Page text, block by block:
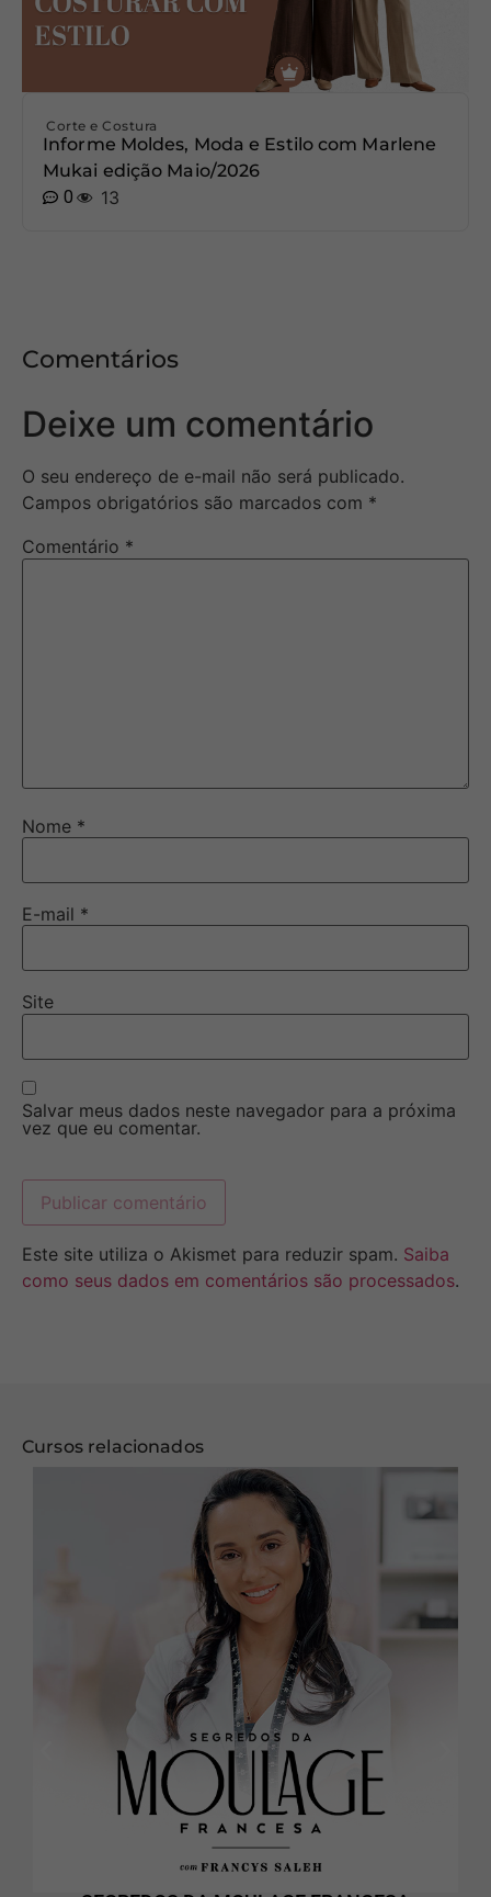
Corte e Costura
Informe Moldes, Moda e Estilo com Marlene
Mukai edição Maio/2026
0
13
Comentários
Deixe um comentário
O seu endereço de e-mail não será publicado.
Campos obrigatórios são marcados com *
Comentário *
Nome *
E-mail *
Site
Salvar meus dados neste navegador para a próxima
vez que eu comentar.
Este site utiliza o Akismet para reduzir spam. Saiba
como seus dados em comentários são processados.
Cursos relacionados